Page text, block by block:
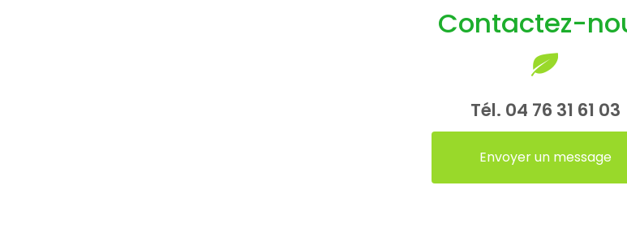
Contactez-
Tél. 04 76 31 61 03
Envoyer un message